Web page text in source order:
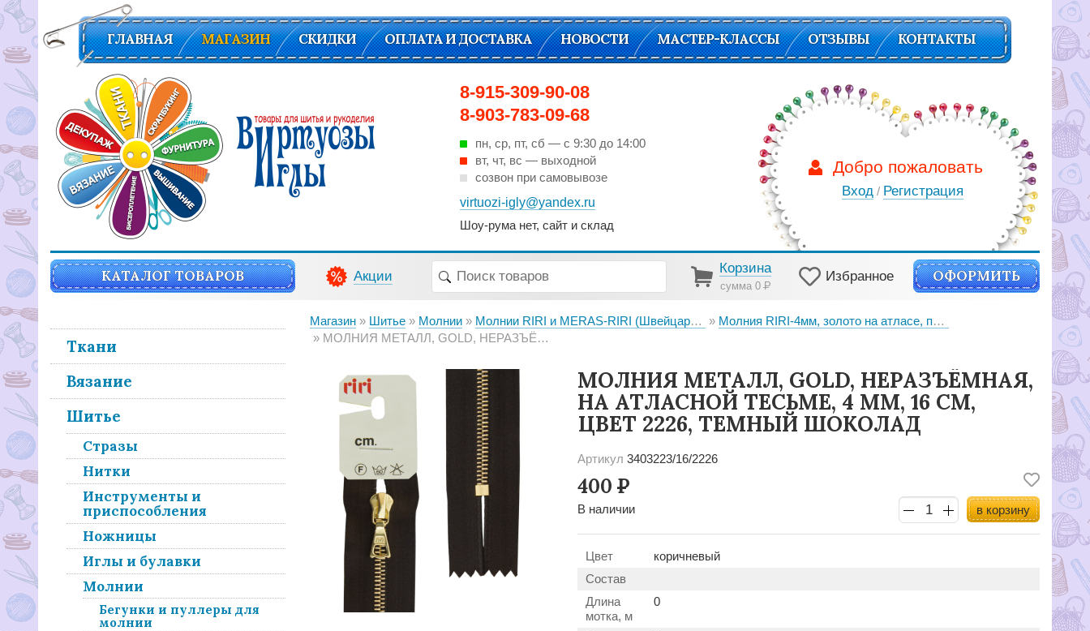
8-915-309-90-08
8-903-783-09-68
пн, ср, пт, cб — с 9:30 до 14:00
вт, чт, вс — выходной
созвон при самовывозе
virtuozi-igly@yandex.ru
Шоу-рума нет, сайт и склад
ГЛАВНАЯ МАГАЗИН СКИДКИ ОПЛАТА И ДОСТАВКА НОВОСТИ МАСТЕР-КЛАССЫ ОТЗЫВЫ КОНТАКТЫ
Добро пожаловать
Вход / Регистрация
КАТАЛОГ ТОВАРОВ Акции
Корзина
сумма 0Р
Избранное ОФОРМИТЬ
Ткани
Вязание
Шитье
Стразы
Нитки
Инструменты и
приспособления
Ножницы
Иглы и булавки
Молнии
Бегунки и пуллеры для
молнии
Магазин Шитье Молнии Молнии RIRI и MERAS-RIRI (Швейцария)
Молния RIRI-4мм, золото на атласе, подвеска FLASH
МОЛНИЯ МЕТАЛЛ, GOLD, НЕРАЗЪЁМНАЯ, НА АТЛАСНОЙ ТЕСЬМЕ, 4 ММ, 16 СМ, ЦВЕТ 2226, ТЕМНЫЙ ШОКОЛАД
МОЛНИЯ МЕТАЛЛ, GOLD, НЕРАЗЪЁМНАЯ,
НА АТЛАСНОЙ ТЕСЬМЕ, 4 ММ, 16 СМ,
ЦВЕТ 2226, ТЕМНЫЙ ШОКОЛАД
Артикул 3403223/16/2226
400 Р
В наличии в корзину
Цвет
коричневый
Состав
Длина
мотка, м
0